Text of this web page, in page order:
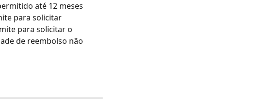
até 12 meses
para solicitar
para solicitar o
de reembolso não